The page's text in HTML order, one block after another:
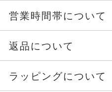
営業時間帯について
返品について
ラッピングについて